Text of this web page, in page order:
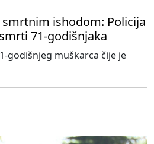
ishodom: Policija
71-godišnjaka
godišnjeg muškarca čije je